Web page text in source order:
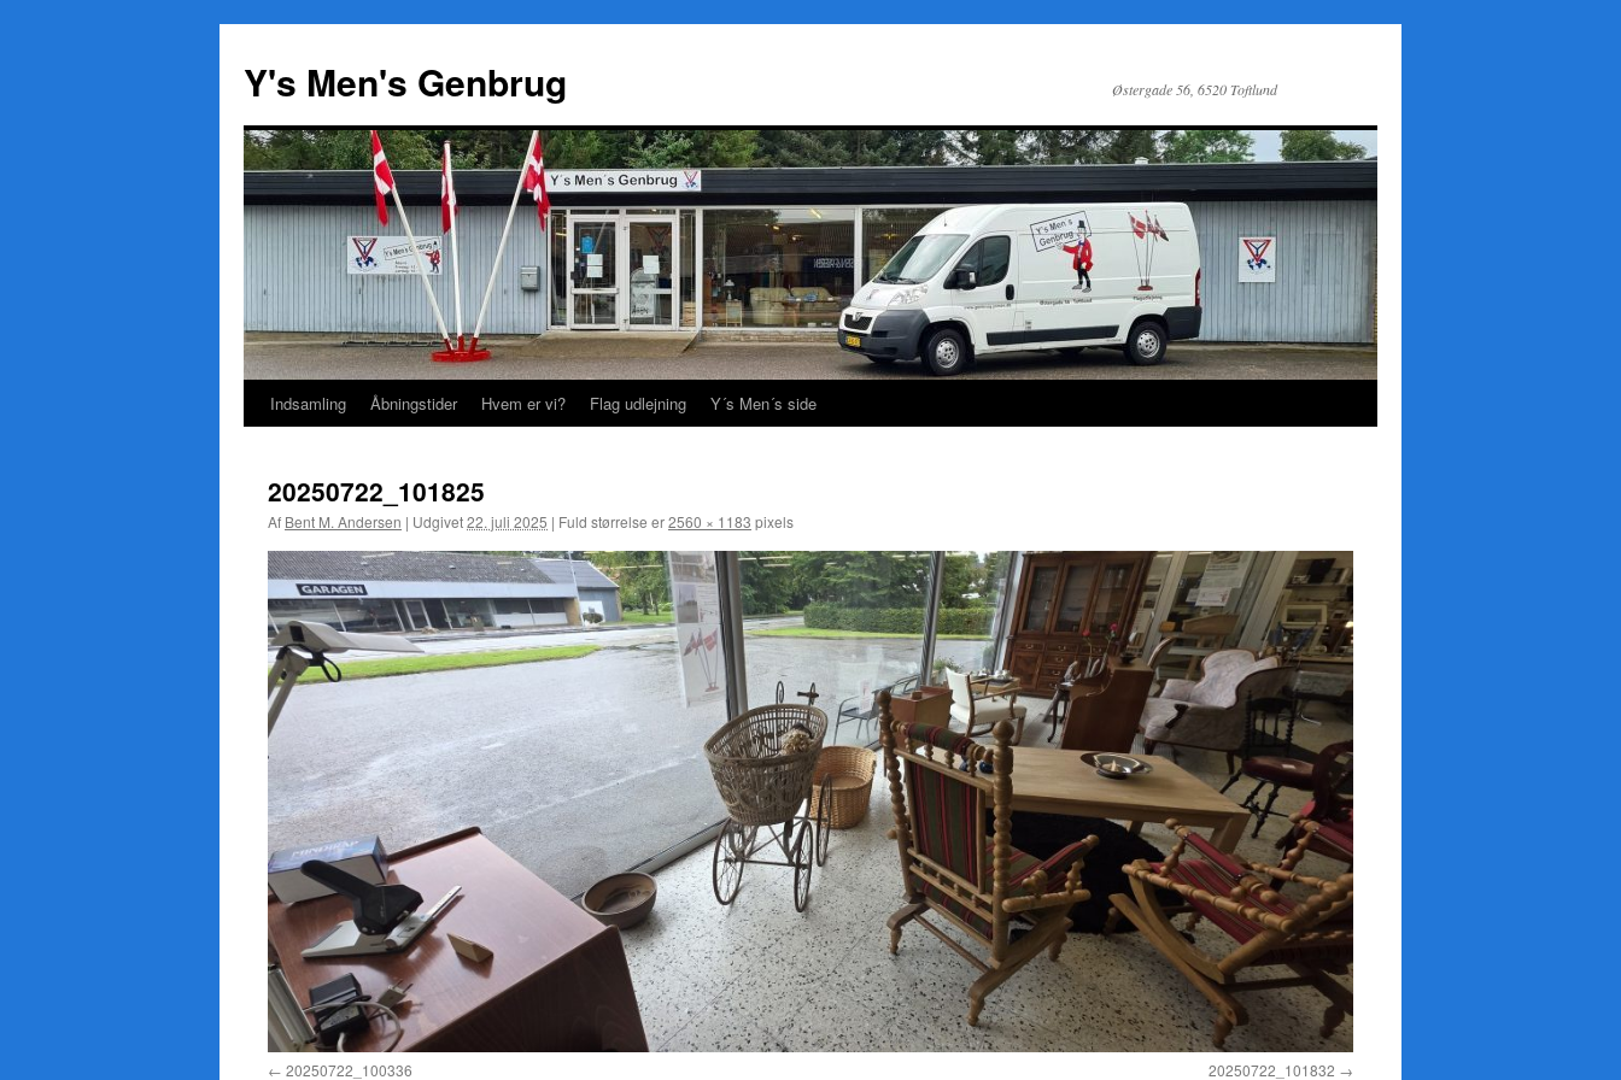
Y's Men's Genbrug Østergade 56, 6520 Toftlund
Hop
indhold
Indsamling Åbningstider Hvem er vi? Flag udlejning Y´s Men´s side
20250722_101825
Af Bent M. Andersen | Udgivet22. juli 2025 | Fuld størrelse er2560 × 1183 pixels
20250722_100336 20250722_101832